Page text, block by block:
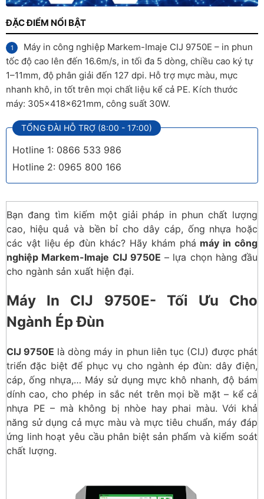
ĐẶC ĐIỂM NỔI BẬT
Máy in công nghiệp Markem-Imaje CIJ 9750E – in phun
tốc độ cao lên đến 16.6m/s, in tối đa 5 dòng, chiều cao ký tự
1–11mm, độ phân giải đến 127 dpi. Hỗ trợ mực màu, mực
nhanh khô, in tốt trên mọi chất liệu kể cả PE. Kích thước
máy: 305x418x621mm, công suất 30W.
TỔNG ĐÀI HỖ TRỢ (8:00 - 17:00)
Hotline 1: 0866 533 986
Hotline 2: 0965 800 166
Bạn đang tìm kiếm một giải pháp in phun chất lượng
cao, hiệu quả và bền bỉ cho dây cáp, ống nhựa hoặc
các vật liệu ép đùn khác? Hãy khám phá máy in công
nghiệp Markem-Imaje CIJ 9750E – lựa chọn hàng đầu
cho ngành sản xuất hiện đại.
Máy In CIJ 9750E- Tối Ưu Cho
Ngành Ép Đùn
CIJ 9750E là dòng máy in phun liên tục (CIJ) được phát
triển đặc biệt để phục vụ cho ngành ép đùn: dây điện,
cáp, ống nhựa,… Máy sử dụng mực khô nhanh, độ bám
dính cao, cho phép in sắc nét trên mọi bề mặt – kể cả
nhựa PE – mà không bị nhòe hay phai màu. Với khả
năng sử dụng cả mực màu và mực tiêu chuẩn, máy đáp
ứng linh hoạt yêu cầu phân biệt sản phẩm và kiểm soát
chất lượng.